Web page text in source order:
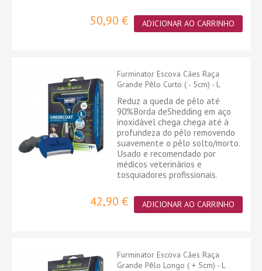
50,90 € ADICIONAR AO CARRINHO
Furminator Escova Cães Raça
Grande Pêlo Curto ( - 5cm) - L
Reduz a queda de pêlo até
90%Borda deShedding em aço
inoxidável chega chega até à
profundeza do pêlo removendo
suavemente o pêlo solto/morto.
Usado e recomendado por
médicos veterinários e
tosquiadores profissionais.
42,90 € ADICIONAR AO CARRINHO
Furminator Escova Cães Raça
Grande Pêlo Longo ( + 5cm) - L